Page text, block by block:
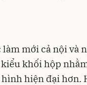
mới cả nội và
khối hộp
hiện đại hơn.